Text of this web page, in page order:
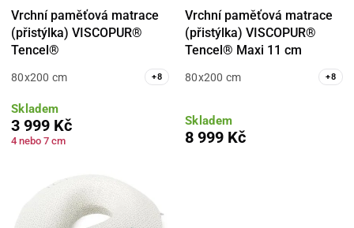
Vrchní paměťová matrace
(přistýlka) VISCOPUR®
Tencel®
80x200 cm +8
Skladem
3 999 Kč
4 nebo 7 cm
Vrchní paměťová matrace
(přistýlka) VISCOPUR®
Tencel® Maxi 11 cm
80x200 cm +8
Skladem
8 999 Kč